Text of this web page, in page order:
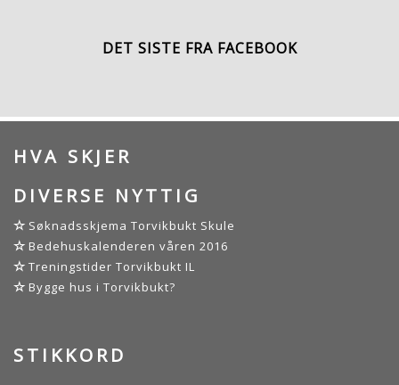
DET SISTE FRA FACEBOOK
HVA SKJER
DIVERSE NYTTIG
Søknadsskjema Torvikbukt Skule
Bedehuskalenderen våren 2016
Treningstider Torvikbukt IL
Bygge hus i Torvikbukt?
STIKKORD